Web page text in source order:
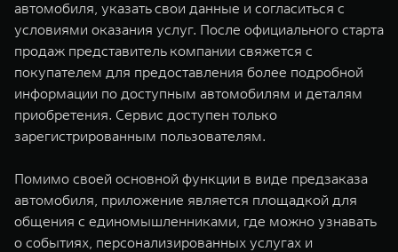
автомобиля, указать свои данные и согласиться с
условиями оказания услуг. После официального старта
продаж представитель компании свяжется с
покупателем для предоставления более подробной
информации по доступным автомобилям и деталям
приобретения. Сервис доступен только
зарегистрированным пользователям.
Помимо своей основной функции в виде предзаказа
автомобиля, приложение является площадкой для
общения с единомышленниками, где можно узнавать
о событиях, персонализированных услугах и